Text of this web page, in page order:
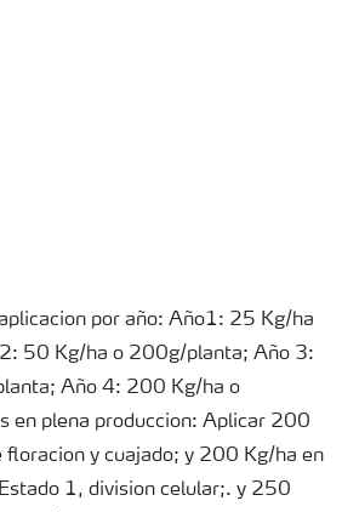
por año: Año1: 25 Kg/ha
50 Kg/ha o 200g/planta; Año 3:
Año 4: 200 Kg/ha o
en plena produccion: Aplicar 200
floracion y cuajado; y 200 Kg/ha en
1, division celular;. y 250